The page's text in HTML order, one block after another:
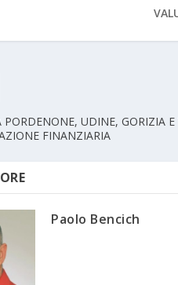
PORDENONE, UDINE, GORIZIA E
FINANZIARIA
Paolo Bencich